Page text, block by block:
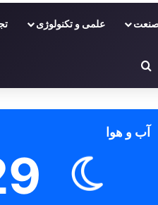
علمی و تکنولوژی
پوسته
آب و هوا